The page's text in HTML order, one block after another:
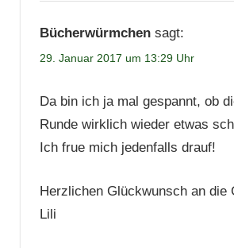
Bücherwürmchen sagt:
29. Januar 2017 um 13:29 Uhr
Da bin ich ja mal gespannt, ob
Runde wirklich wieder etwas
Ich frue mich jedenfalls drauf!
Herzlichen Glückwunsch an die
Lili